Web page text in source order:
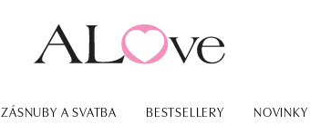
ZÁSNUBY A SVATBA BESTSELLERY NOVINKY